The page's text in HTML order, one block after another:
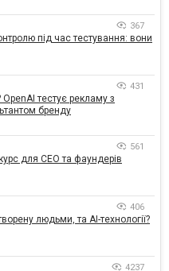
367
під час тестування: вони
431
OpenAI тестує рекламу з
бренду
561
для CEO та фаундерів
406
людьми, та AI-технології?
4237